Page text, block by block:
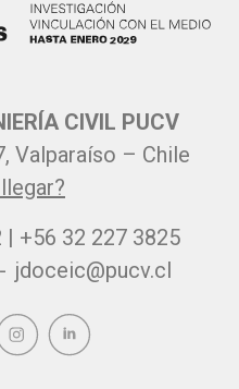
CIVIL PUCV
Valparaíso – Chile
| +56 32 227 3825
- jdoceic@pucv.cl